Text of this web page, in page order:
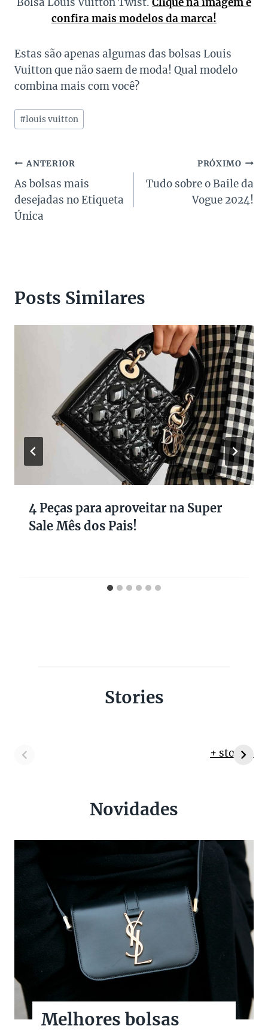
Bolsa Louis Vuitton Twist. Clique na imagem e
confira mais modelos da marca!
Estas são apenas algumas das bolsas Louis
Vuitton que não saem de moda! Qual modelo
combina mais com você?
Tags
do
#louis vuitton
Navegação
de
Post
ANTERIOR
As bolsas mais
desejadas no Etiqueta
Única
PRÓXIMO
Tudo sobre o Baile da
Vogue 2024!
Posts Similares
4 Peças para aproveitar na Super
Sale Mês dos Pais!
Stories
+ stories
Novidades
Melhores bolsas